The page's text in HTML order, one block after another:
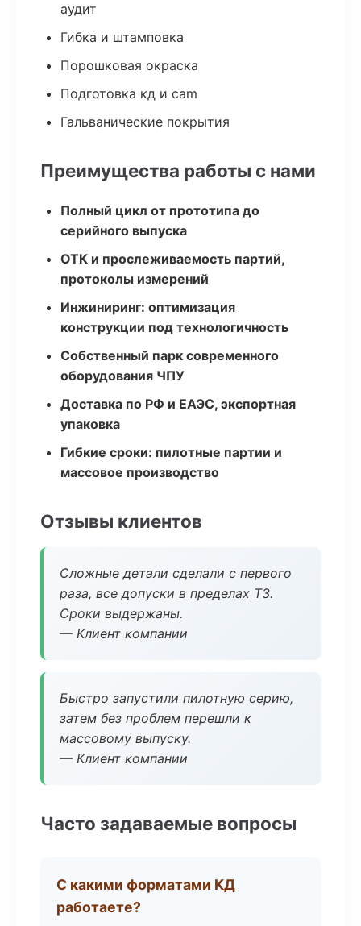
аудит
Гибка и штамповка
Порошковая окраска
Подготовка кд и cam
Гальванические покрытия
Преимущества работы с нами
Полный цикл от прототипа до
серийного выпуска
ОТК и прослеживаемость партий,
протоколы измерений
Инжиниринг: оптимизация
конструкции под технологичность
Собственный парк современного
оборудования ЧПУ
Доставка по РФ и ЕАЭС, экспортная
упаковка
Гибкие сроки: пилотные партии и
массовое производство
Отзывы клиентов
Сложные детали сделали с первого
раза, все допуски в пределах ТЗ.
Сроки выдержаны.
— Клиент компании
Быстро запустили пилотную серию,
затем без проблем перешли к
массовому выпуску.
— Клиент компании
Часто задаваемые вопросы
С какими форматами КД
работаете?